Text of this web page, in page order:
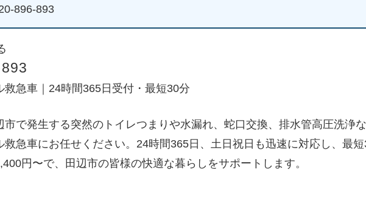
896-893
救急車｜24時間365日受付・最短30分
市で発生する突然のトイレつまりや水漏れ、蛇口交換、排水管高圧洗浄
救急車にお任せください。24時間365日、土日祝日も迅速に対応し、最
円〜で、田辺市の皆様の快適な暮らしをサポートします。